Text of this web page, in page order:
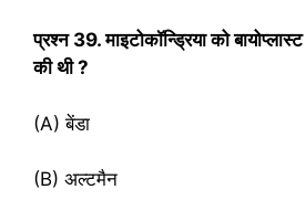
प्रश्‍न 39. माइटोकॉन्ड्रिया को
की थी ?
(A) बेंडा
(B) अल्टमैन